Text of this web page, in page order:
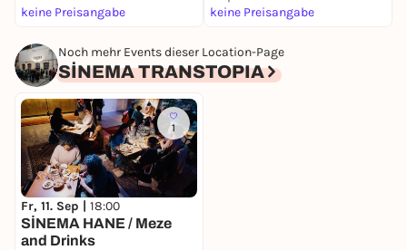
keine Preisangabe
keine Preisangabe
Noch mehr Events dieser Location-Page
SİNEMA TRANSTOPIA
1
Fr, 11. Sep | 18:00
SİNEMA HANE / Meze
and Drinks